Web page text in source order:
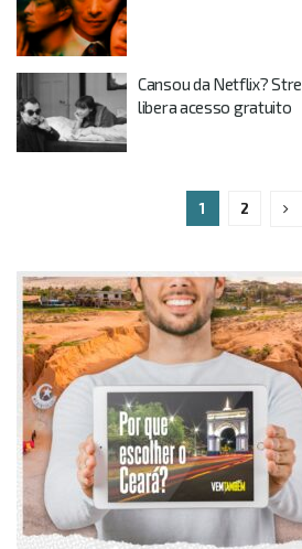
Cansou da Netflix?
libera acesso gratuito
1 2